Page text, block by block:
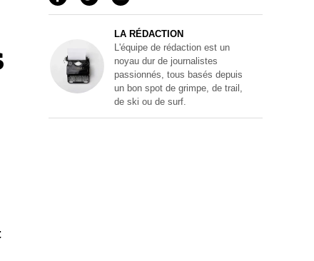
LA RÉDACTION
L'équipe de rédaction est un
noyau dur de journalistes
passionnés, tous basés depuis
un bon spot de grimpe, de trail,
de ski ou de surf.